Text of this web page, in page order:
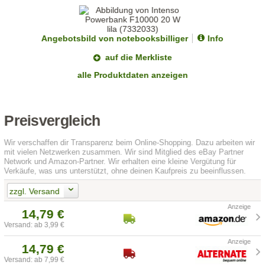
Angebotsbild von notebooksbilliger
Info
auf die Merkliste
alle Produktdaten anzeigen
Preisvergleich
Wir verschaffen dir Transparenz beim Online-Shopping. Dazu arbeiten wir
mit vielen Netzwerken zusammen. Wir sind Mitglied des eBay Partner
Network und Amazon-Partner. Wir erhalten eine kleine Vergütung für
Verkäufe, was uns unterstützt, ohne deinen Kaufpreis zu beeinflussen.
zzgl. Versand
14,79 €
Versand: ab 3,99 €
14,79 €
Versand: ab 7,99 €